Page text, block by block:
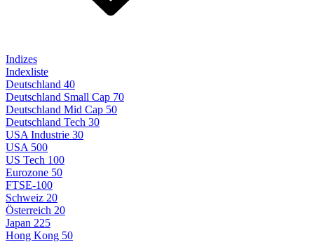
Indizes
Indexliste
Deutschland 40
Deutschland Small Cap 70
Deutschland Mid Cap 50
Deutschland Tech 30
USA Industrie 30
USA 500
US Tech 100
Eurozone 50
FTSE-100
Schweiz 20
Österreich 20
Japan 225
Hong Kong 50